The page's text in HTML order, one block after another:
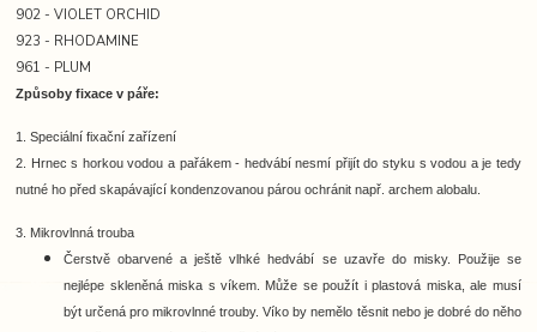
902 - VIOLET ORCHID
923 - RHODAMINE
961 - PLUM
Způsoby fixace v páře:
1. Speciální fixační zařízení
2. Hrnec s horkou vodou a pařákem - hedvábí nesmí přijít do styku s vodou a je tedy
nutné ho před skapávající kondenzovanou párou ochránit např. archem alobalu.
3. Mikrovlnná trouba
Čerstvě obarvené a ještě vlhké hedvábí se uzavře do misky. Použije se
nejlépe skleněná miska s víkem. Může se použít i plastová miska, ale musí
být určená pro mikrovlnné trouby. Víko by nemělo těsnit nebo je dobré do něho